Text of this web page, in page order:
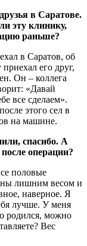
в Саратове.
эту клинику,
раньше?
в Саратов, об
его друг,
Он – коллега
«Давай
все сделаем».
этого сел в
на машине.
спасибо. А
операции?
половые
лишним весом и
наверное. Я
лучше. У меня
родился, можно
Вес